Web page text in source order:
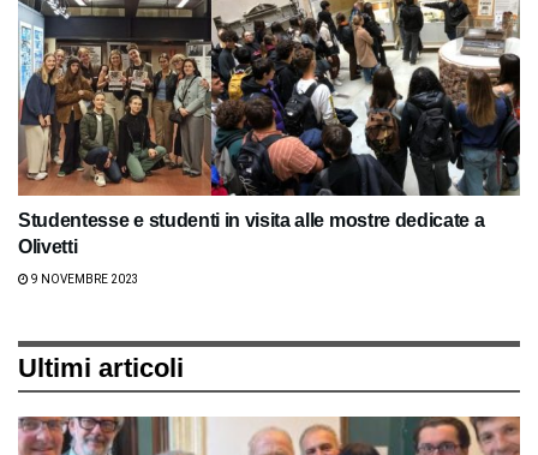
Studentesse e studenti in visita alle mostre dedicate a
Olivetti
9 NOVEMBRE 2023
Ultimi articoli